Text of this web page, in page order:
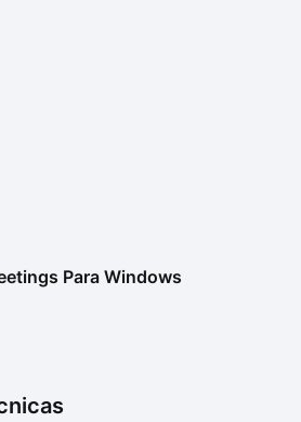
Para Windows